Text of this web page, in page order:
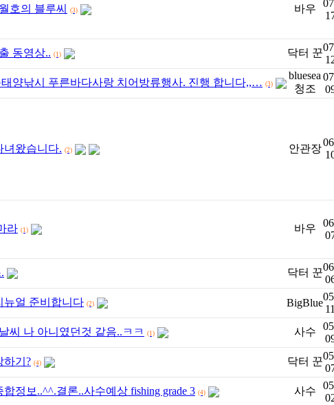
호의 블루씨 (3) 바우
동영상.. (1) 닥터 꾼
양낚시 푸른바다사랑 치어방류행사. 진행 합니다,,… (3)
bluesea
청조
녀왔습니다. (2) 안관장
라 (1) 바우
닥터 꾼
뉴얼 준비합니다 (2) BigBlue
11
씨 나 아니였던것 같음..ㅋㅋ (1) 사수
하기? (4) 닥터 꾼
정보..^^.결론..사수예상 fishing grade 3 (4) 사수